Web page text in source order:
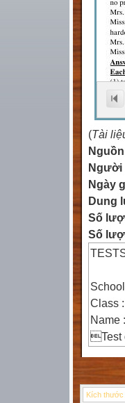
(Tài
Người
Ngày
Dung
Số
Số
Class
Test

Kích thước